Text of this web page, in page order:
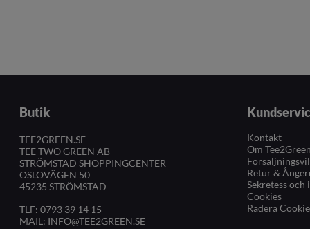
Butik
TEE2GREEN.SE
TEE TWO GREEN AB
STRÖMSTAD SHOPPINGCENTER
OSLOVÄGEN 50
45235 STRÖMSTAD
TLF: 0793 39 14 15
MAIL: INFO@TEE2GREEN.SE
Kontakt
Om Tee2Green
Retur &
Sekretess
Cookies
Radera